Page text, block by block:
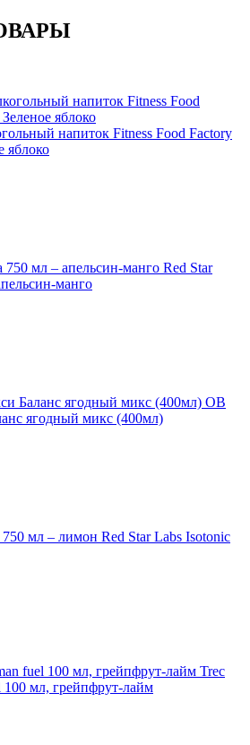
напиток Fitness Food Factory
яблоко
Red Star
манго
OB
ягодный микс (400мл)
Red Star Labs Isotonic
Trec
мл, грейпфрут-лайм